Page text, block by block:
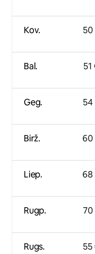
Kov.
Bal.
Geg.
Birž.
Liep.
Rugp.
Rugs.
50
51
54
60
68
70
55